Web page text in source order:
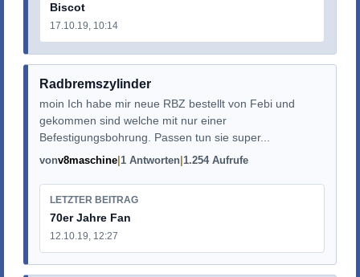
Biscot
17.10.19, 10:14
Radbremszylinder
moin Ich habe mir neue RBZ bestellt von Febi und
gekommen sind welche mit nur einer
Befestigungsbohrung. Passen tun sie super...
vonv8maschine 1 Antworten 1.254 Aufrufe
LETZTER BEITRAG
70er Jahre Fan
12.10.19, 12:27